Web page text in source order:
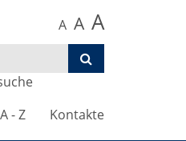
A A A
A - Z Kontakte